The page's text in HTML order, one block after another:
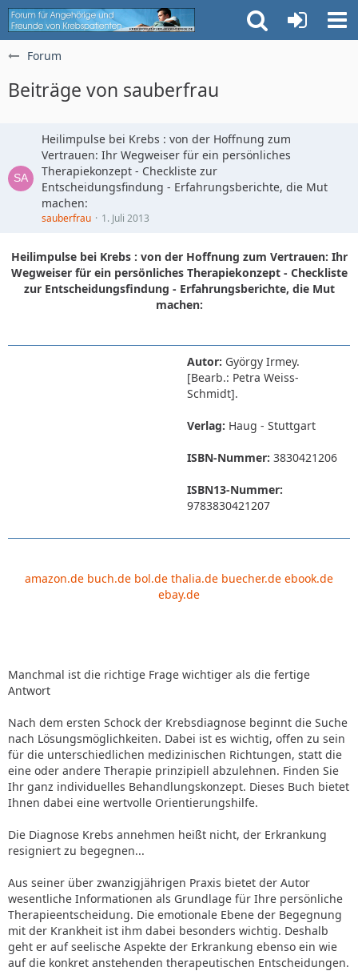
Forum
Beiträge von sauberfrau
Heilimpulse bei Krebs : von der Hoffnung zum
Vertrauen: Ihr Wegweiser für ein persönliches
Therapiekonzept - Checkliste zur
Entscheidungsfindung - Erfahrungsberichte, die Mut
machen:
sauberfrau 1. Juli 2013
Heilimpulse bei Krebs : von der Hoffnung zum Vertrauen: Ihr
Wegweiser für ein persönliches Therapiekonzept - Checkliste
zur Entscheidungsfindung - Erfahrungsberichte, die Mut
machen:
Autor: György Irmey.
[Bearb.: Petra Weiss-
Schmidt].
Verlag: Haug - Stuttgart
ISBN-Nummer: 3830421206
ISBN13-Nummer:
9783830421207
amazon.de buch.de bol.de thalia.de buecher.de ebook.de
ebay.de
Manchmal ist die richtige Frage wichtiger als die fertige
Antwort
Nach dem ersten Schock der Krebsdiagnose beginnt die Suche
nach Lösungsmöglichkeiten. Dabei ist es wichtig, offen zu sein
für die unterschiedlichen medizinischen Richtungen, statt die
eine oder andere Therapie prinzipiell abzulehnen. Finden Sie
Ihr ganz individuelles Behandlungskonzept. Dieses Buch bietet
Ihnen dabei eine wertvolle Orientierungshilfe.
Die Diagnose Krebs annehmen heißt nicht, der Erkrankung
resigniert zu begegnen...
Aus seiner über zwanzigjährigen Praxis bietet der Autor
wesentliche Informationen als Grundlage für Ihre persönliche
Therapieentscheidung. Die emotionale Ebene der Begegnung
mit der Krankheit ist ihm dabei besonders wichtig. Deshalb
geht er auf seelische Aspekte der Erkrankung ebenso ein wie
auf die konkret anstehenden therapeutischen Entscheidungen.